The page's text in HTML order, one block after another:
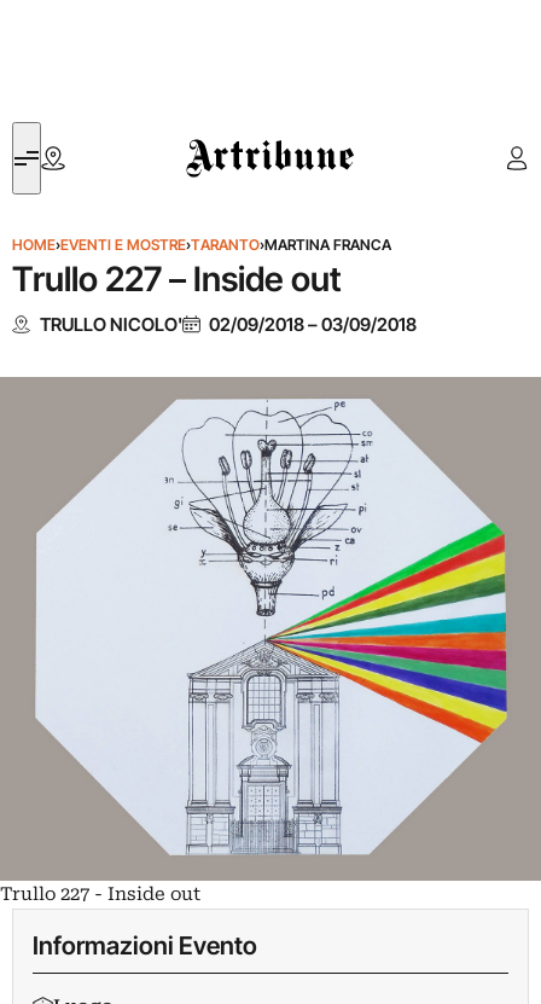
Artribune
HOME›EVENTI E MOSTRE›TARANTO›MARTINA FRANCA
Trullo 227 – Inside out
TRULLO NICOLO' 02/09/2018–03/09/2018
Trullo 227 - Inside out
Informazioni Evento